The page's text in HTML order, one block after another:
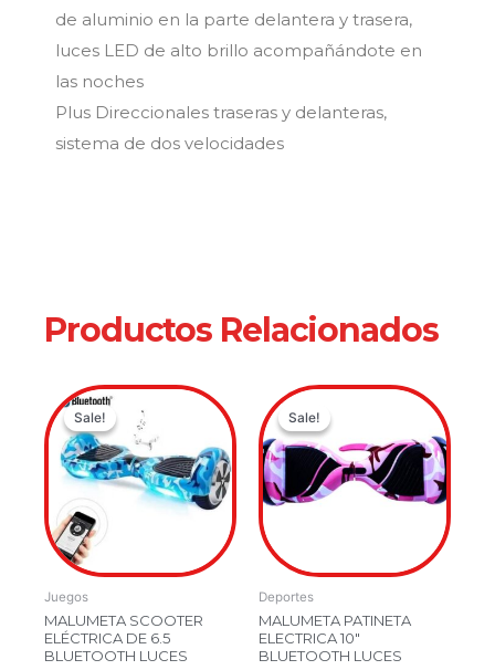
de aluminio en la parte delantera y trasera,
luces LED de alto brillo acompañándote en
las noches
Plus Direccionales traseras y delanteras,
sistema de dos velocidades
Productos Relacionados
Sale!
Sale!
Juegos
MALUMETA SCOOTER
ELÉCTRICA DE 6.5
BLUETOOTH LUCES
Original
price
was:
$799,900.00.
Current
price
is:
$499,900.00.
Sale!
Sale!
Deportes
MALUMETA PATINETA
ELECTRICA 10″
BLUETOOTH LUCES
Original
price
was:
Current
price
is: